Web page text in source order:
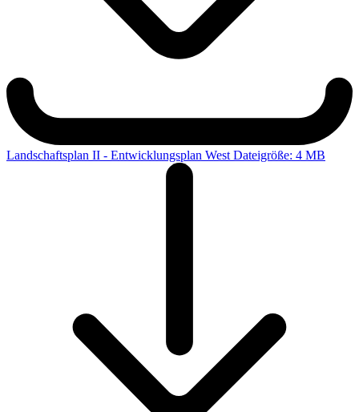
Landschaftsplan II - Entwicklungsplan West Dateigröße: 4 MB